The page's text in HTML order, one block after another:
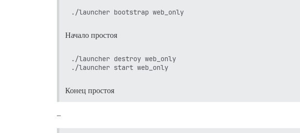
Начало простоя
./launcher destroy web_only
Конец простоя
–